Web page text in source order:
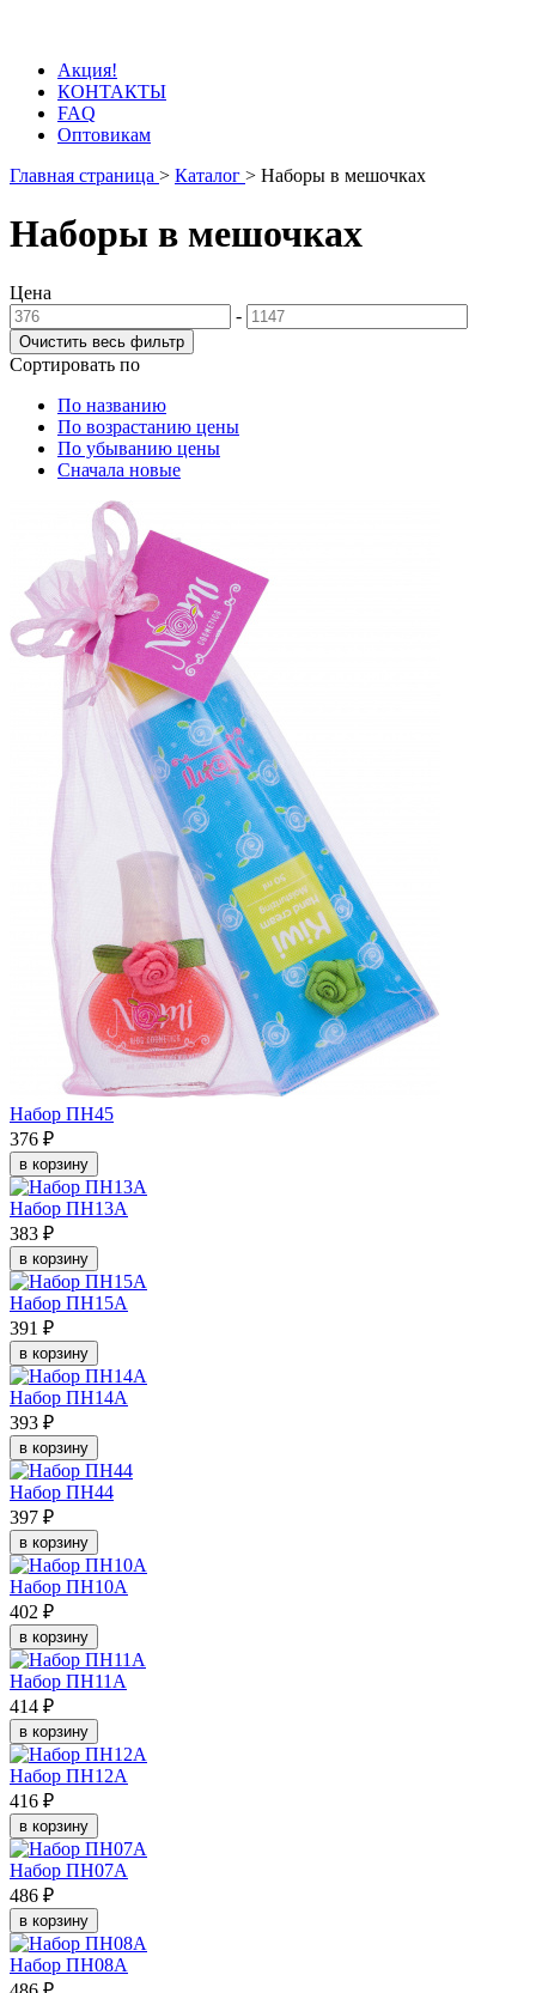
Акция!
КОНТАКТЫ
FAQ
Оптовикам
Главная страница > Каталог > Наборы в мешочках
Наборы в мешочках
Цена
-
Сортировать по
По названию
По возрастанию цены
По убыванию цены
Сначала новые
Набор ПН45
376 ₽
в корзину
Набор ПН13А
383 ₽
в корзину
Набор ПН15А
391 ₽
в корзину
Набор ПН14А
393 ₽
в корзину
Набор ПН44
397 ₽
в корзину
Набор ПН10А
402 ₽
в корзину
Набор ПН11А
414 ₽
в корзину
Набор ПН12А
416 ₽
в корзину
Набор ПН07А
486 ₽
в корзину
Набор ПН08А